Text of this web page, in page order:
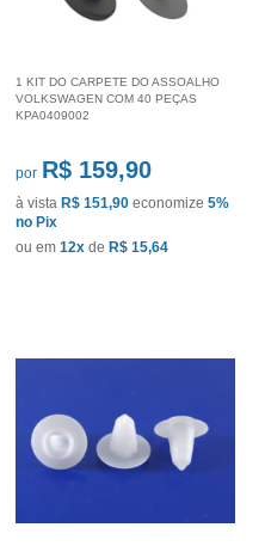
1 KIT DO CARPETE DO ASSOALHO
VOLKSWAGEN COM 40 PEÇAS
KPA0409002
por R$ 159,90
à vista R$ 151,90 economize 5%
no Pix
ou em 12x de R$ 15,64